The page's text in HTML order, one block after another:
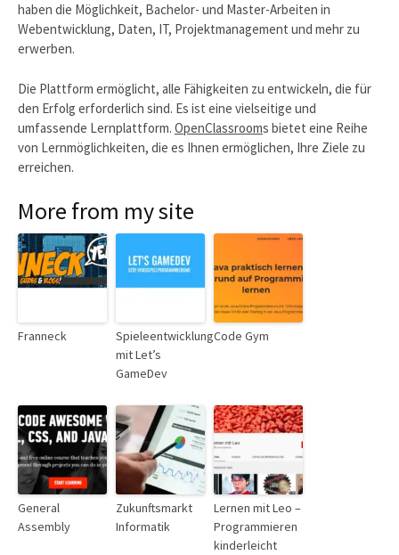
haben die Möglichkeit, Bachelor- und Master-Arbeiten in
Webentwicklung, Daten, IT, Projektmanagement und mehr zu
erwerben.
Die Plattform ermöglicht, alle Fähigkeiten zu entwickeln, die für
den Erfolg erforderlich sind. Es ist eine vielseitige und
umfassende Lernplattform. OpenClassrooms bietet eine Reihe
von Lernmöglichkeiten, die es Ihnen ermöglichen, Ihre Ziele zu
erreichen.
More from my site
Franneck
Spieleentwicklung
mit Let’s
GameDev
Code Gym
General
Assembly
Zukunftsmarkt
Informatik
Lernen mit Leo –
Programmieren
kinderleicht